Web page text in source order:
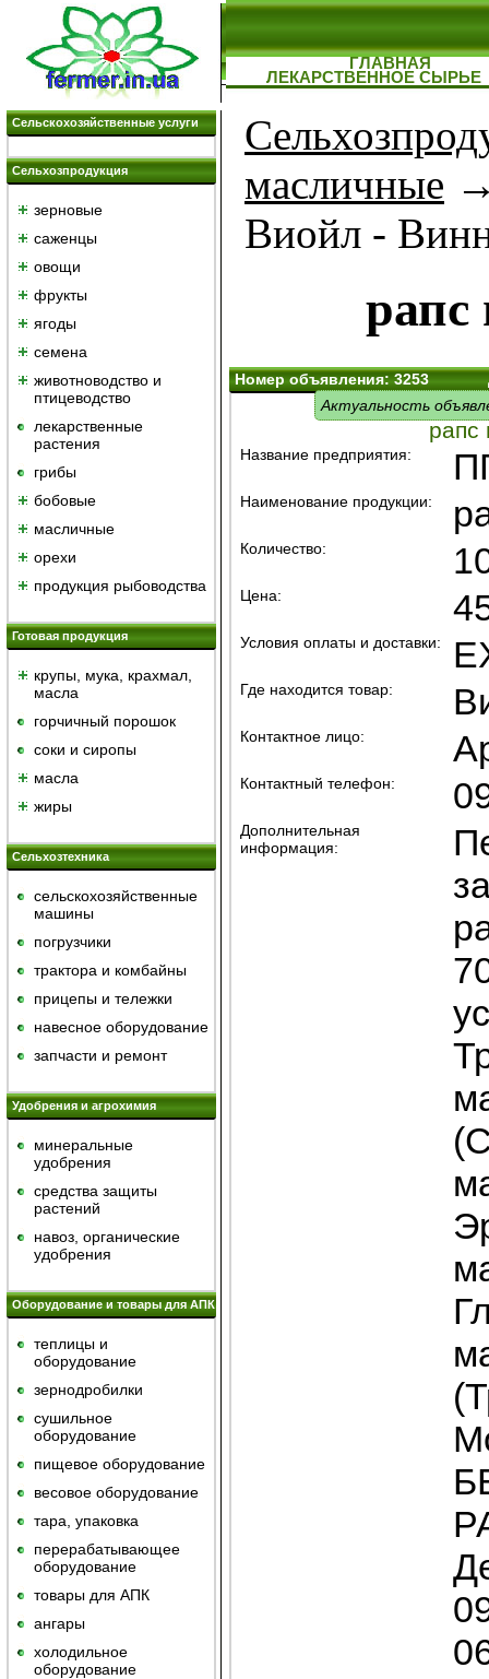
ГЛАВНАЯ
ЛЕКАРСТВЕННОЕ СЫРЬЕ
Сельскохозяйственные услуги
Сельхозпродукция
зерновые
саженцы
овощи
фрукты
ягоды
семена
животноводство и
птицеводство
лекарственные
растения
грибы
бобовые
масличные
орехи
продукция рыбоводства
Готовая продукция
крупы, мука, крахмал,
масла
горчичный порошок
cоки и сиропы
масла
жиры
Сельхозтехника
сельскохозяйственные
машины
погрузчики
трактора и комбайны
прицепы и тележки
навесное оборудование
запчасти и ремонт
Удобрения и агрохимия
минеральные
удобрения
средства защиты
растений
навоз, органические
удобрения
Оборудование и товары для АПК
теплицы и
оборудование
зернодробилки
сушильное
оборудование
пищевое оборудование
весовое оборудование
тара, упаковка
перерабатывающее
оборудование
товары для АПК
ангары
холодильное
оборудование
масличные
Виойл -
Номер объявления: 3253
Актуальность
рапс
Название предприятия:
Наименование продукции:
Количество:
Цена:
Условия оплаты и доставки:
Где находится товар:
Контактное лицо:
Контактный телефон:
Дополнительная
информация: